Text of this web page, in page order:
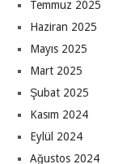
Temmuz 2025
Haziran 2025
Mayıs 2025
Mart 2025
Şubat 2025
Kasım 2024
Eylül 2024
Ağustos 2024